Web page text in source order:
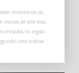
imobiliários do
menos de sete dias.
na região
uma análise